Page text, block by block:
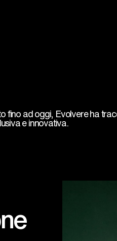
fino ad oggi, Evolvere ha
e innovativa.